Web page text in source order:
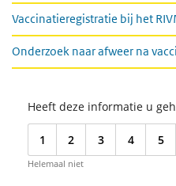
Vaccinatieregistratie bij het
Onderzoek naar afweer na
Heeft deze informatie u
1 2 3 4 5
Helemaal niet